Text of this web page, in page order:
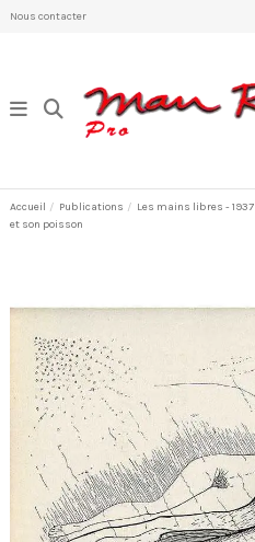
Nous contacter
Accueil Publications Les mains libres - 1937
et son poisson